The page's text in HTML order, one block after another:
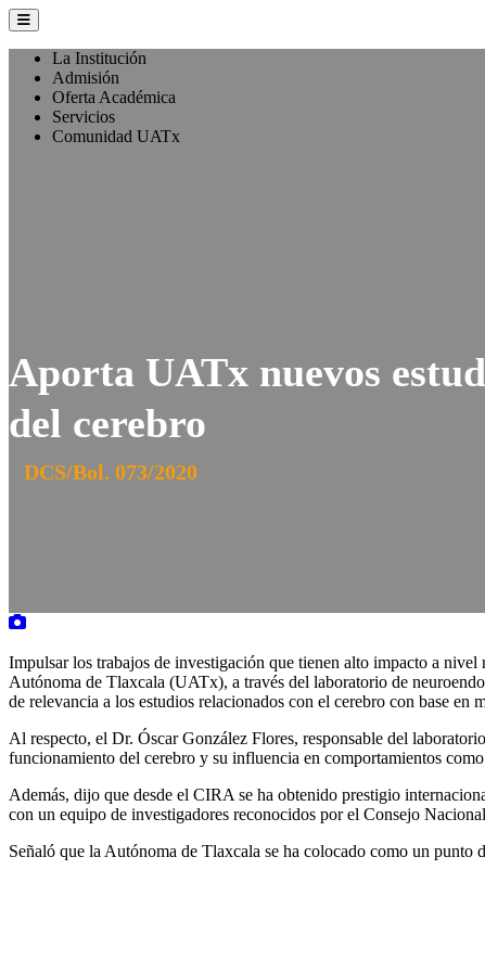
La Institución
Admisión
Oferta Académica
Servicios
Comunidad UATx
Aporta UATx nuevos
del cerebro
DCS/Bol. 073/2020
Impulsar los trabajos de investigación que tienen alto impacto a
Autónoma de Tlaxcala (UATx), a través del laboratorio de
de relevancia a los estudios relacionados con el cerebro con base en
Al respecto, el Dr. Óscar González Flores, responsable del
funcionamiento del cerebro y su influencia en comportamientos
Además, dijo que desde el CIRA se ha obtenido prestigio
con un equipo de investigadores reconocidos por el Consejo
Señaló que la Autónoma de Tlaxcala se ha colocado como un